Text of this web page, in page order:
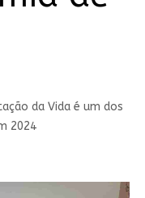
da Vida é um dos
2024